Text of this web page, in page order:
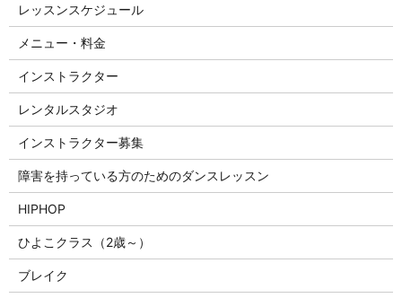
レッスンスケジュール
メニュー・料金
インストラクター
レンタルスタジオ
インストラクター募集
障害を持っている方のためのダンスレッスン
HIPHOP
ひよこクラス（2歳～）
ブレイク